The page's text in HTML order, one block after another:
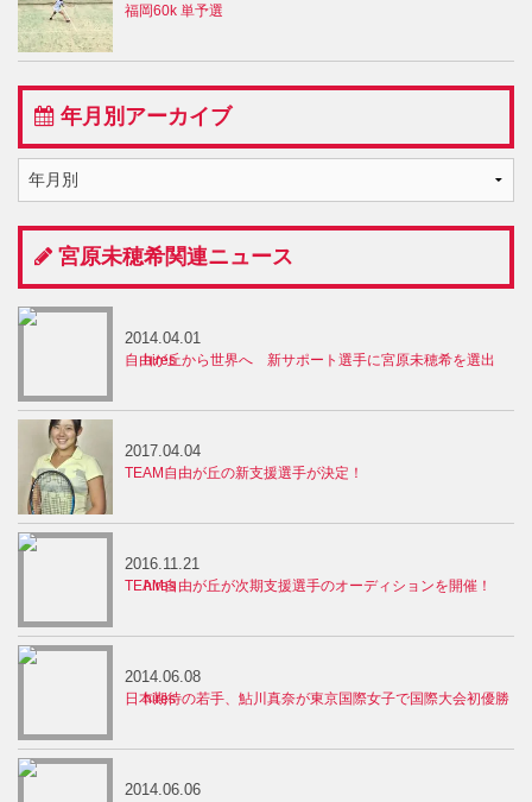
福岡60k 単予選
年月別アーカイブ
宮原未穂希関連ニュース
自由が丘から世界へ 新サポート選手に宮原未穂希を選出
2014.04.01
TEAM自由が丘の新支援選手が決定！
2017.04.04
TEAM自由が丘が次期支援選手のオーディションを開催！
2016.11.21
日本期待の若手、鮎川真奈が東京国際女子で国際大会初優勝
2014.06.08
2014.06.06